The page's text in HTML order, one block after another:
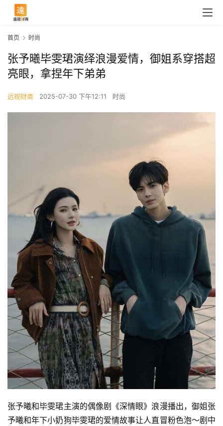
首页 时尚
张予曦毕雯珺演绎浪漫爱情，御姐系穿搭超
亮眼，拿捏年下弟弟
远视财商 2025-07-30 下午12:11 时尚
张予曦和毕雯珺主演的偶像剧《深情眼》浪漫播出，御姐张
予曦和年下小奶狗毕雯珺的爱情故事让人直冒粉色泡～剧中